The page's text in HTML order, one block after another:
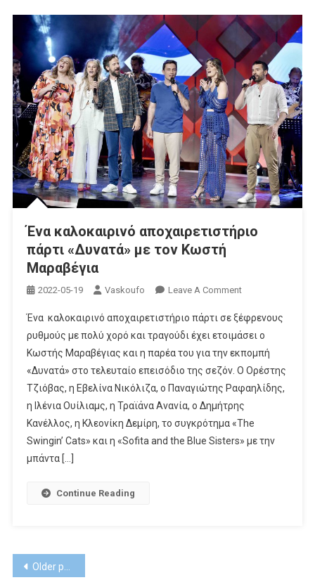
Ένα καλοκαιρινό αποχαιρετιστήριο
πάρτι «Δυνατά» με τον Κωστή
Μαραβέγια
2022-05-19 Vaskoufo Leave A CommentOn
Καλοκαιρινό
Πάρτι
«Δυνατά»
Με
Τον
Κωστή
Ένα καλοκαιρινό αποχαιρετιστήριο πάρτι σε ξέφρενους
ρυθμούς με πολύ χορό και τραγούδι έχει ετοιμάσει ο
Κωστής Μαραβέγιας και η παρέα του για την εκπομπή
«Δυνατά» στο τελευταίο επεισόδιο της σεζόν. Ο Ορέστης
Τζιόβας, η Εβελίνα Νικόλιζα, ο Παναγιώτης Ραφαηλίδης,
η Ιλένια Ουίλιαμς, η Τραϊάνα Ανανία, ο Δημήτρης
Κανέλλος, η Κλεονίκη Δεμίρη, το συγκρότημα «The
Swingin’ Cats» και η «Sofita and the Blue Sisters» με την
μπάντα […]
Continue Reading
Posts
Older posts